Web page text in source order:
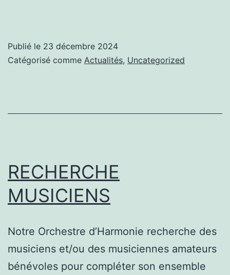
Publié le 23 décembre 2024
Catégorisé comme Actualités, Uncategorized
RECHERCHE
MUSICIENS
Notre Orchestre d’Harmonie recherche des
musiciens et/ou des musiciennes amateurs
bénévoles pour compléter son ensemble